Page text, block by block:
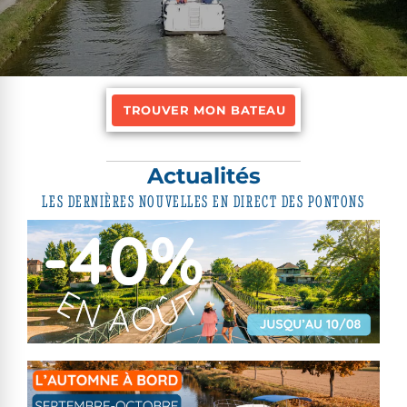
TROUVER MON BATEAU
Actualités
LES DERNIÈRES NOUVELLES EN DIRECT DES PONTONS